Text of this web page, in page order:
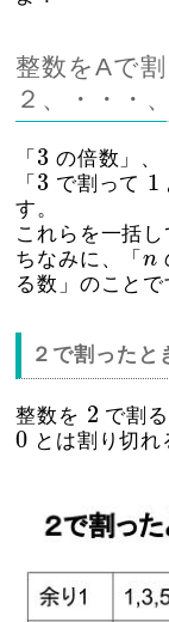
整数をAで
２、・・・
「 3
3 の倍数」、
「 3
3 で割って 1
1
す。
これらを一括し
ちなみに、「n
n
る数」のことで
２で割ったと
整数を 2
2 で割
0
0 とは割り切れ